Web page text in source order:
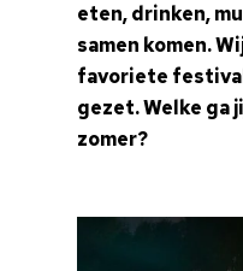
eten, drinken,
samen komen.
favoriete
gezet. Welke ga
zomer?